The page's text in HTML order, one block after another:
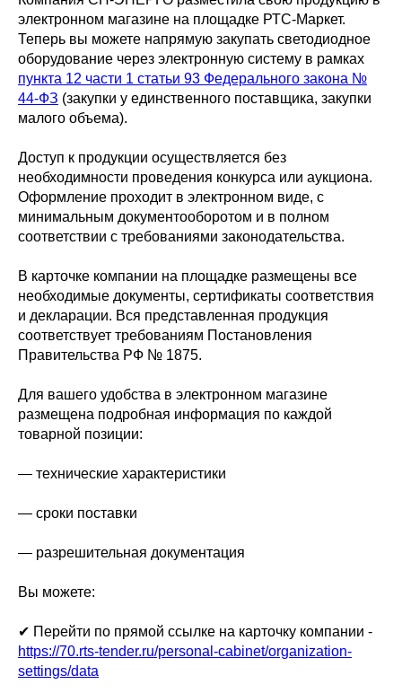
электронном магазине на площадке РТС-Маркет.
Теперь вы можете напрямую закупать светодиодное
оборудование через электронную систему в рамках
пункта 12 части 1 статьи 93 Федерального закона №
44-ФЗ (закупки у единственного поставщика, закупки
малого объема).
Доступ к продукции осуществляется без
необходимности проведения конкурса или аукциона.
Оформление проходит в электронном виде, с
минимальным документооборотом и в полном
соответствии с требованиями законодательства.
В карточке компании на площадке размещены все
необходимые документы, сертификаты соответствия
и декларации. Вся представленная продукция
соответствует требованиям Постановления
Правительства РФ № 1875.
Для вашего удобства в электронном магазине
размещена подробная информация по каждой
товарной позиции:
— технические характеристики
— сроки поставки
— разрешительная документация
Вы можете:
✔ Перейти по прямой ссылке на карточку компании -
https://70.rts-tender.ru/personal-cabinet/organization-
settings/data